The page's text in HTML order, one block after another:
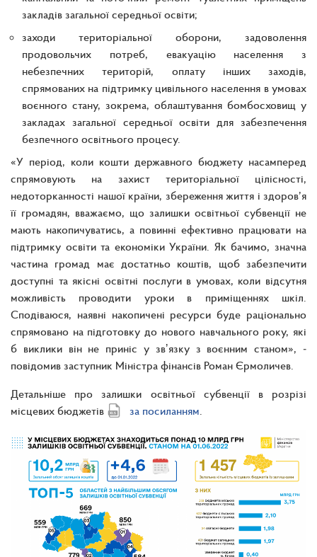
закладів загальної середньої освіти;
заходи територіальної оборони, задоволення
продовольчих потреб, евакуацію населення з
небезпечних територій, оплату інших заходів,
спрямованих на підтримку цивільного населення в умовах
воєнного стану, зокрема, облаштування бомбосховищ у
закладах загальної середньої освіти для забезпечення
безпечного освітнього процесу.
«У період, коли кошти державного бюджету насамперед
спрямовують на захист територіальної цілісності,
недоторканності нашої країни, збереження життя і здоров’я
її громадян, вважаємо, що залишки освітньої субвенції не
мають накопичуватись, а повинні ефективно працювати на
підтримку освіти та економіки України. Як бачимо, значна
частина громад має достатньо коштів, щоб забезпечити
доступні та якісні освітні послуги в умовах, коли відсутня
можливість проводити уроки в приміщеннях шкіл.
Сподіваюся, наявні накопичені ресурси буде раціонально
спрямовано на підготовку до нового навчального року, які
б виклики він не приніс у звʼязку з воєнним станом», ‒
повідомив заступник Міністра фінансів Роман Єрмоличев.
Детальніше про залишки освітньої субвенції в розрізі
місцевих бюджетів
за посиланням